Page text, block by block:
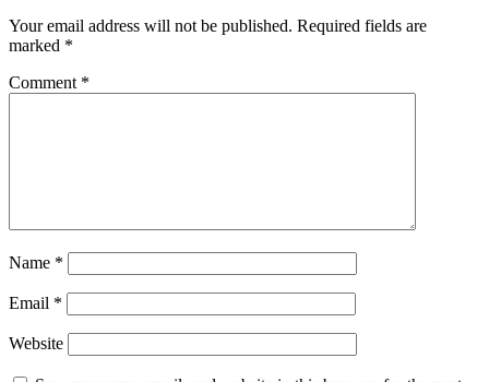
Your email address will not be published. Required fields are
marked *
Comment *
Name *
Email *
Website